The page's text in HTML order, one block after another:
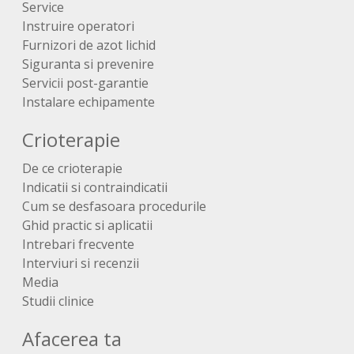
Service
Instruire operatori
Furnizori de azot lichid
Siguranta si prevenire
Servicii post-garantie
Instalare echipamente
Crioterapie
De ce crioterapie
Indicatii si contraindicatii
Cum se desfasoara procedurile
Ghid practic si aplicatii
Intrebari frecvente
Interviuri si recenzii
Media
Studii clinice
Afacerea ta